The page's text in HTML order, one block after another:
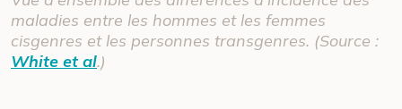
maladies entre les hommes et les femmes
cisgenres et les personnes transgenres. (Source :
White et al.)